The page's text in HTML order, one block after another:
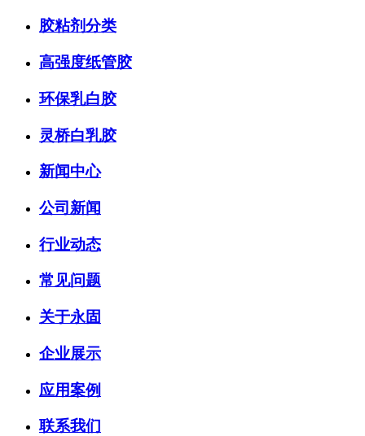
胶粘剂分类
高强度纸管胶
环保乳白胶
灵桥白乳胶
新闻中心
公司新闻
行业动态
常见问题
关于永固
企业展示
应用案例
联系我们